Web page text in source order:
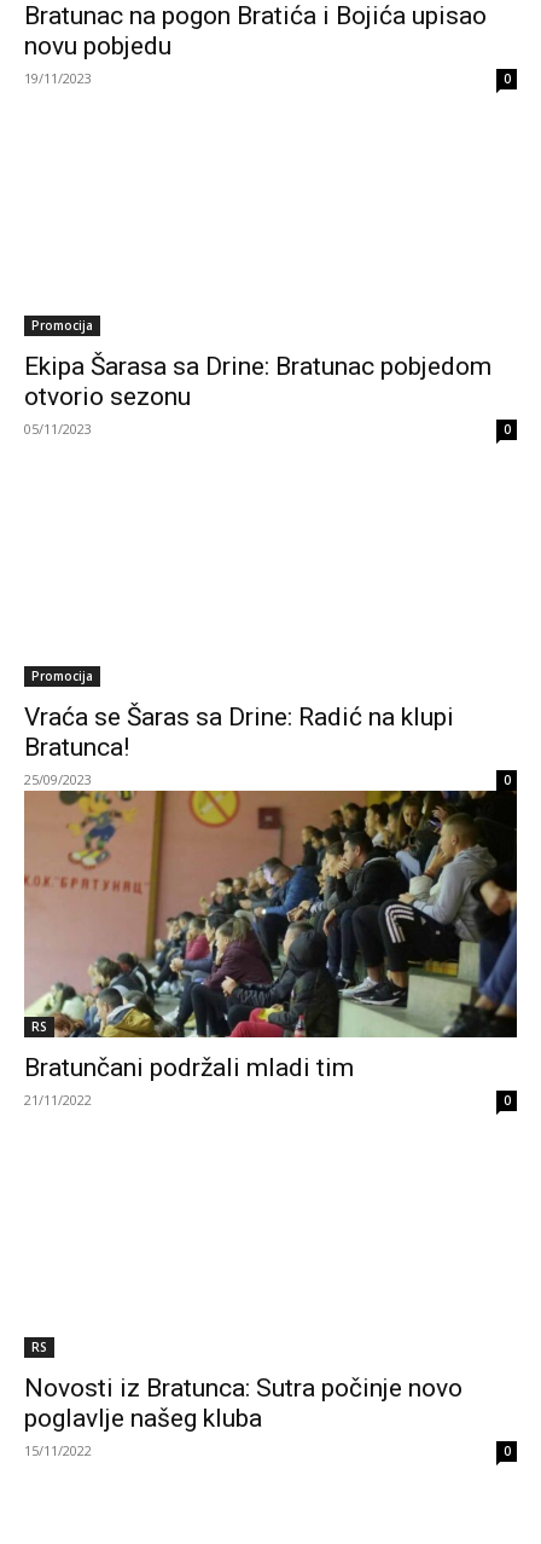
Bratunac na pogon Bratića i Bojića upisao
novu pobjedu
19/11/2023 0
Promocija
Ekipa Šarasa sa Drine: Bratunac pobjedom
otvorio sezonu
05/11/2023 0
Promocija
Vraća se Šaras sa Drine: Radić na klupi
Bratunca!
25/09/2023 0
RS
Bratunčani podržali mladi tim
21/11/2022 0
RS
Novosti iz Bratunca: Sutra počinje novo
poglavlje našeg kluba
15/11/2022 0